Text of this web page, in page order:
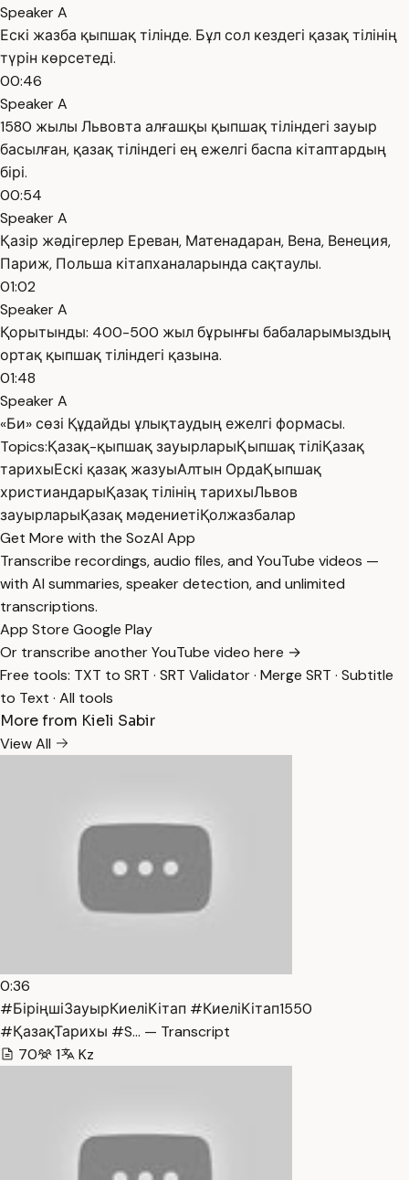
Speaker A
Ескі жазба қыпшақ тілінде. Бұл сол кездегі қазақ тілінің
түрін көрсетеді.
00:46
Speaker A
1580 жылы Львовта алғашқы қыпшақ тіліндегі зауыр
басылған, қазақ тіліндегі ең ежелгі баспа кітаптардың
бірі.
00:54
Speaker A
Қазір жәдігерлер Ереван, Матенадаран, Вена, Венеция,
Париж, Польша кітапханаларында сақтаулы.
01:02
Speaker A
Қорытынды: 400-500 жыл бұрынғы бабаларымыздың
ортақ қыпшақ тіліндегі қазына.
01:48
Speaker A
«Би» сөзі Құдайды ұлықтаудың ежелгі формасы.
Topics:Қазақ-қыпшақ зауырларыҚыпшақ тіліҚазақ
тарихыЕскі қазақ жазуыАлтын ОрдаҚыпшақ
христиандарыҚазақ тілінің тарихыЛьвов
зауырларыҚазақ мәдениетіҚолжазбалар
Get More with the SozAI App
Transcribe recordings, audio files, and YouTube videos —
with AI summaries, speaker detection, and unlimited
transcriptions.
App Store Google Play
Or transcribe another YouTube video here →
Free tools: TXT to SRT · SRT Validator· Merge SRT · Subtitle
to Text · All tools
More from Kieli Sabir
View All
0:36
#БіріңшіЗауырКиеліКітап #КиеліКітап1550
#ҚазақТарихы #S… — Transcript
70
1 Kz